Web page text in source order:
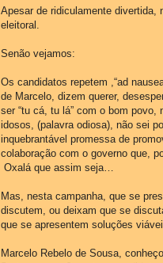
Apesar de ridiculamente divertida,
eleitoral.
Senão vejamos:
Os candidatos repetem ,“ad
de Marcelo, dizem querer,
ser “tu cá, tu lá” com o bom
idosos, (palavra odiosa), não sei
inquebrantável promessa de
colaboração com o governo que,
Oxalá que assim seja…
Mas, nesta campanha, que se
discutem, ou deixam que se
que se apresentem soluções
Marcelo Rebelo de Sousa,